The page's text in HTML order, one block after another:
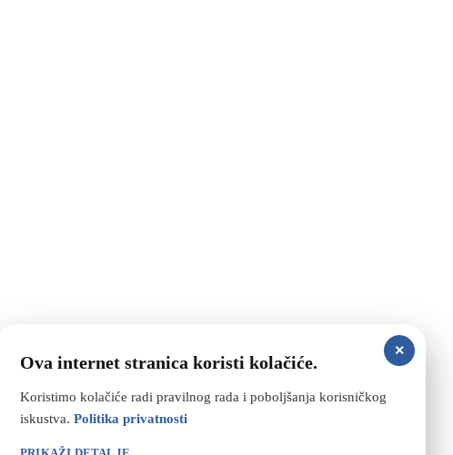
×
Ova internet stranica koristi kolačiće.
Koristimo kolačiće radi pravilnog rada i poboljšanja korisničkog
iskustva. Politika privatnosti